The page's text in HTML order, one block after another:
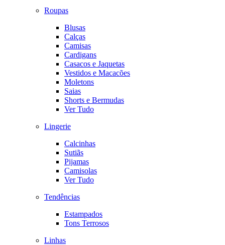
Roupas
Blusas
Calças
Camisas
Cardigans
Casacos e Jaquetas
Vestidos e Macacões
Moletons
Saias
Shorts e Bermudas
Ver Tudo
Lingerie
Calcinhas
Sutiãs
Pijamas
Camisolas
Ver Tudo
Tendências
Estampados
Tons Terrosos
Linhas